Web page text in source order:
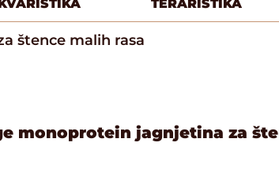
TERARISTIKA
štence malih rasa
monoprotein jagnjetina za